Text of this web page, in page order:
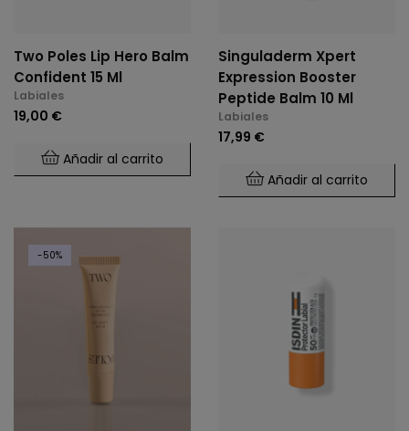
Two Poles Lip Hero Balm
Confident 15 Ml
Labiales
19,00 €
Añadir al carrito
Singuladerm Xpert
Expression Booster
Peptide Balm 10 Ml
Labiales
17,99 €
Añadir al carrito
-50%